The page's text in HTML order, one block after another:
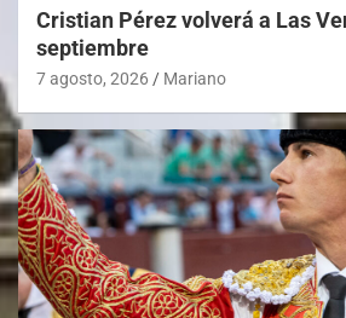
Cristian Pérez volverá a Las
septiembre
7 agosto, 2026 Mariano